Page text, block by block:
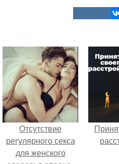
Отсутствие
регулярного секса
для женского